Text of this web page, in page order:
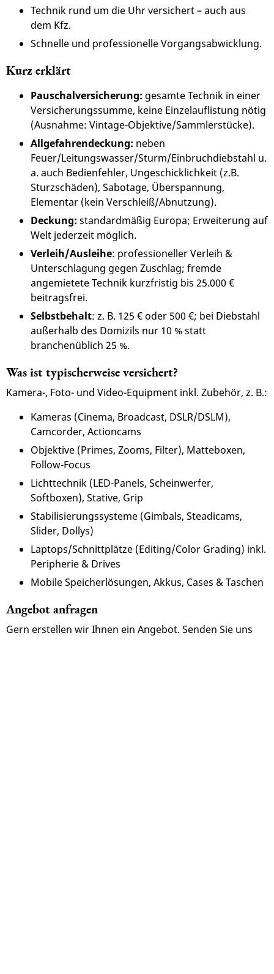
Technik rund um die Uhr versichert – auch aus
dem Kfz.
Schnelle und professionelle Vorgangsabwicklung.
Kurz erklärt
Pauschalversicherung: gesamte Technik in einer
Versicherungssumme, keine Einzelauflistung nötig
(Ausnahme: Vintage-Objektive/Sammlerstücke).
Allgefahrendeckung: neben
Feuer/Leitungswasser/Sturm/Einbruchdiebstahl u.
a. auch Bedienfehler, Ungeschicklichkeit (z.B.
Sturzschäden), Sabotage, Überspannung,
Elementar (kein Verschleiß/Abnutzung).
Deckung: standardmäßig Europa; Erweiterung auf
Welt jederzeit möglich.
Verleih/Ausleihe: professioneller Verleih &
Unterschlagung gegen Zuschlag; fremde
angemietete Technik kurzfristig bis 25.000 €
beitragsfrei.
Selbstbehalt: z. B. 125 € oder 500 €; bei Diebstahl
außerhalb des Domizils nur 10 % statt
branchenüblich 25 %.
Was ist typischerweise versichert?
Kamera-, Foto- und Video-Equipment inkl. Zubehör, z. B.:
Kameras (Cinema, Broadcast, DSLR/DSLM),
Camcorder, Actioncams
Objektive (Primes, Zooms, Filter), Matteboxen,
Follow-Focus
Lichttechnik (LED-Panels, Scheinwerfer,
Softboxen), Stative, Grip
Stabilisierungssysteme (Gimbals, Steadicams,
Slider, Dollys)
Laptops/Schnittplätze (Editing/Color Grading) inkl.
Peripherie & Drives
Mobile Speicherlösungen, Akkus, Cases & Taschen
Angebot anfragen
Gern erstellen wir Ihnen ein Angebot. Senden Sie uns